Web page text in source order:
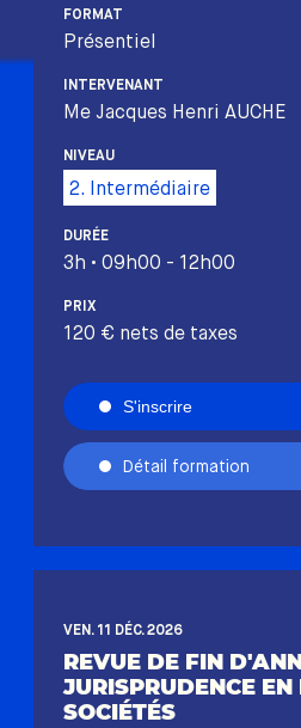
FORMAT
Présentiel
INTERVENANT
Me Jacques Henri AUCHE
NIVEAU
2. Intermédiaire
DURÉE
3h • 09h00 - 12h00
PRIX
120 € nets de taxes
S'inscrire
Détail formation
VEN. 11 DÉC. 2026
REVUE DE FIN
JURISPRUDENCE EN
SOCIÉTÉS